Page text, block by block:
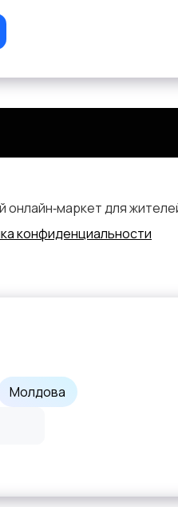
онлайн‑маркет для
конфиденциальности
Молдова